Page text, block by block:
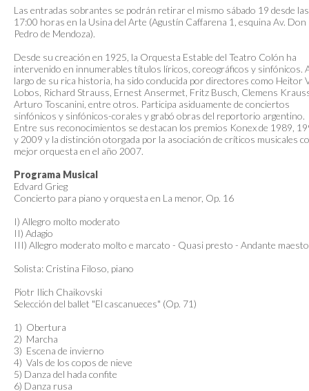
Las entradas sobrantes se podrán retirar el mismo sábado 19 desde las
17:00 horas en la Usina del Arte (Agustín Caffarena 1, esquina Av. Don
Pedro de Mendoza).
Desde su creación en 1925, la Orquesta Estable del Teatro Colón ha
intervenido en innumerables títulos líricos, coreográficos y sinfónicos.
largo de su rica historia, ha sido conducida por directores como Heitor
Lobos, Richard Strauss, Ernest Ansermet, Fritz Busch, Clemens
Arturo Toscanini, entre otros. Participa asiduamente de conciertos
sinfónicos y sinfónicos-corales y grabó obras del reportorio argentino.
Entre sus reconocimientos se destacan los premios Konex de 1989,
y 2009 y la distinción otorgada por la asociación de críticos musicales
mejor orquesta en el año 2007.
Programa Musical
Edvard Grieg
Concierto para piano y orquesta en La menor, Op. 16
I) Allegro molto moderato
II) Adagio
III) Allegro moderato molto e marcato - Quasi presto - Andante
Solista: Cristina Filoso, piano
Piotr Ilich Chaikovski
Selección del ballet "El cascanueces" (Op. 71)
1) Obertura
2) Marcha
3) Escena de invierno
4) Vals de los copos de nieve
5) Danza del hada confite
6) Danza rusa